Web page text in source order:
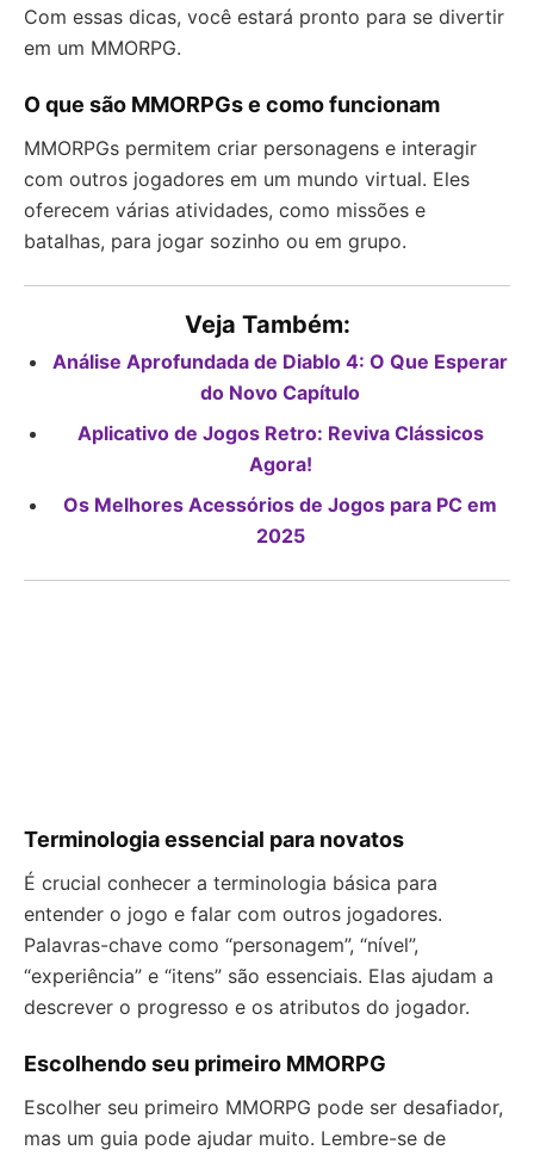
Com essas dicas, você estará pronto para se divertir
em um MMORPG.
O que são MMORPGs e como funcionam
MMORPGs permitem criar personagens e interagir
com outros jogadores em um mundo virtual. Eles
oferecem várias atividades, como missões e
batalhas, para jogar sozinho ou em grupo.
Veja Também:
Análise Aprofundada de Diablo 4: O Que Esperar
do Novo Capítulo
Aplicativo de Jogos Retro: Reviva Clássicos
Agora!
Os Melhores Acessórios de Jogos para PC em
2025
Terminologia essencial para novatos
É crucial conhecer a terminologia básica para
entender o jogo e falar com outros jogadores.
Palavras-chave como “personagem”, “nível”,
“experiência” e “itens” são essenciais. Elas ajudam a
descrever o progresso e os atributos do jogador.
Escolhendo seu primeiro MMORPG
Escolher seu primeiro MMORPG pode ser desafiador,
mas um guia pode ajudar muito. Lembre-se de